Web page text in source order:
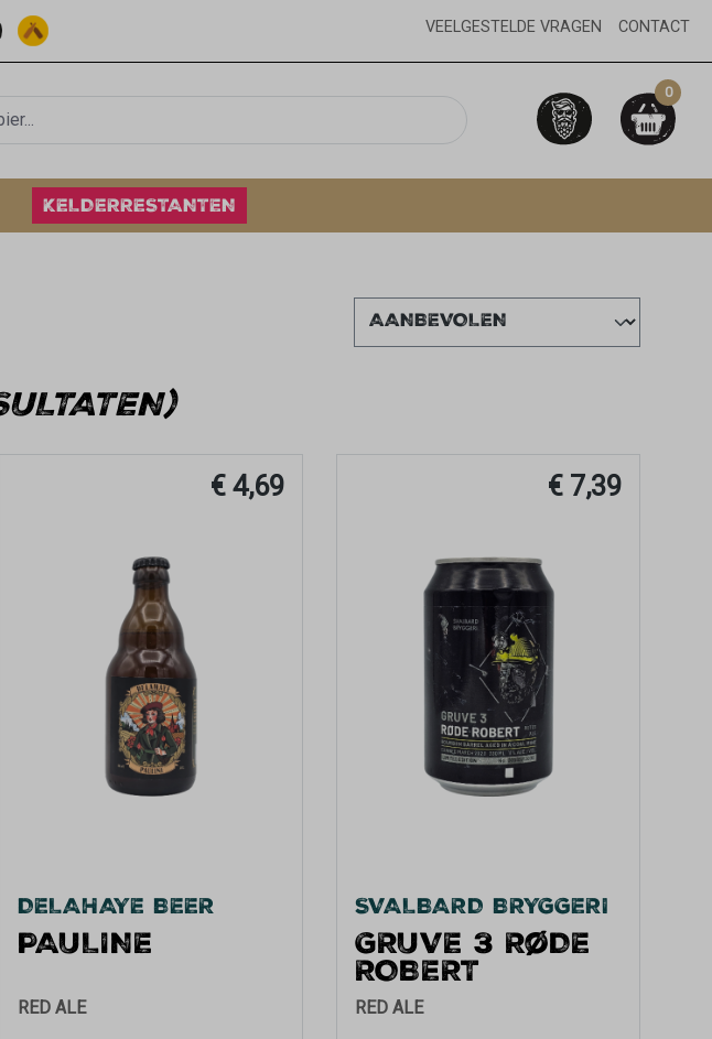
VEELGESTELDE VRAGEN CONTACT
0
KELDERRESTANTEN
€ 4,69
DELAHAYE BEER
PAULINE
RED ALE
€ 7,39
SVALBARD BRYGGERI
GRUVE 3 RØDE
ROBERT
RED ALE